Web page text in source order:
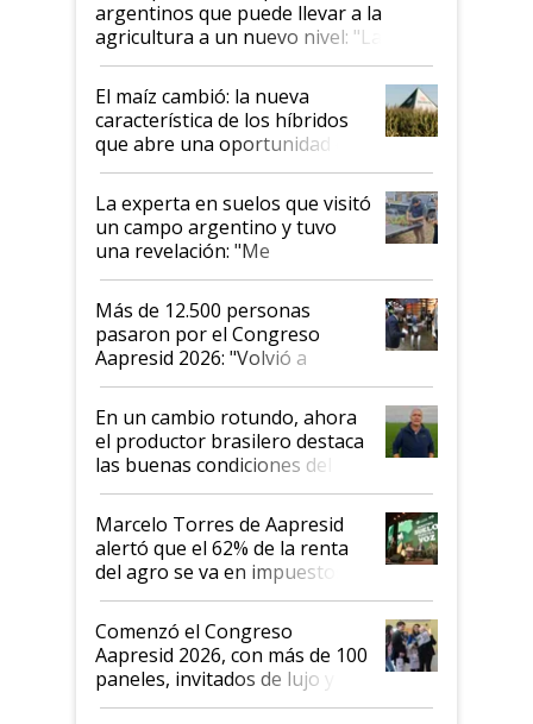
argentinos que puede llevar a la
agricultura a un nuevo nivel: "Las
posibilidades de crecimiento son
infinitas"
El maíz cambió: la nueva
característica de los híbridos
que abre una oportunidad en
el lote
La experta en suelos que visitó
un campo argentino y tuvo
una revelación: "Me
impresionó mucho"
Más de 12.500 personas
pasaron por el Congreso
Aapresid 2026: "Volvió a
demostrar que hablar del
suelo es hablar de todo el
sistema productivo"
En un cambio rotundo, ahora
el productor brasilero destaca
las buenas condiciones del
agro argentino para invertir:
"Los veo más motivados"
Marcelo Torres de Aapresid
alertó que el 62% de la renta
del agro se va en impuestos:
"No es bueno que en
Argentina se sigan discutiendo
las mismas cosas de hace 50
años"
Comenzó el Congreso
Aapresid 2026, con más de 100
paneles, invitados de lujo y
todas las tendencias